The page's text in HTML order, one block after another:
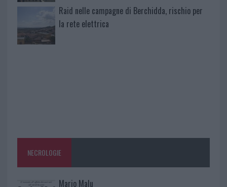
Raid nelle campagne di Berchidda, rischio per
la rete elettrica
NECROLOGIE
Mario Malu